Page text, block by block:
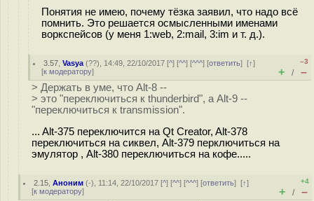
Понятия не имею, почему тёзка заявил, что надо всё
помнить. Это решается осмысленными именами
воркспейсов (у меня 1:web, 2:mail, 3:im и т. д.).
3.57 ,Vasya (??), 14:49, 22/10/2017 [^] [^^] [^^^] [ответить][↑]
[к модератору]
–3
+ / –
> Держать в уме, что Alt-8 --
> это "переключиться к thunderbird", а Alt-9 --
"переключиться к transmission".
... Alt-375 переключится на Qt Creator, Alt-378
переключиться на сиквел, Alt-379 перключиться на
эмулятор , Alt-380 переключиться на кофе.....
2.15 ,Аноним (-), 11:14, 22/10/2017 [^] [^^] [^^^] [ответить][↑]
[к модератору]
+4
+ / –